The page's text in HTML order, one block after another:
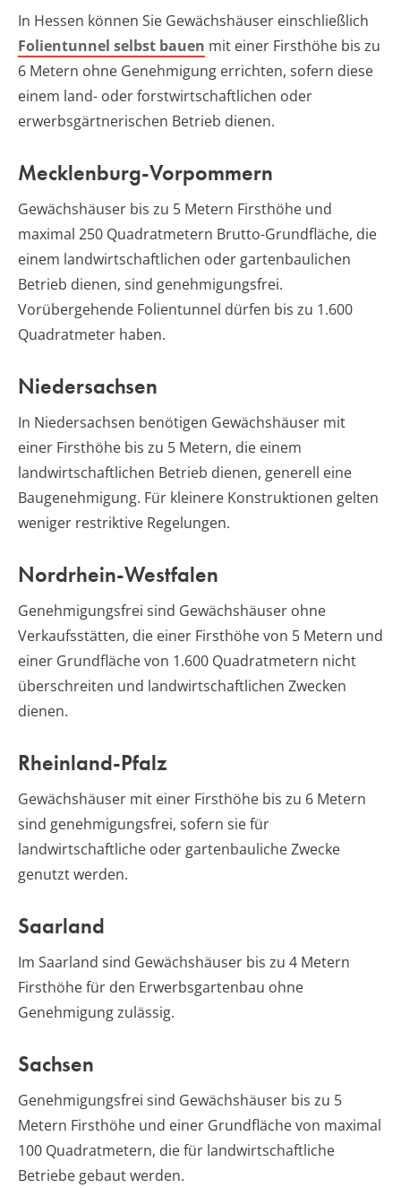
In Hessen können Sie Gewächshäuser einschließlich
Folientunnel selbst bauen mit einer Firsthöhe bis zu
6 Metern ohne Genehmigung errichten, sofern diese
einem land- oder forstwirtschaftlichen oder
erwerbsgärtnerischen Betrieb dienen.
Mecklenburg-Vorpommern
Gewächshäuser bis zu 5 Metern Firsthöhe und
maximal 250 Quadratmetern Brutto-Grundfläche, die
einem landwirtschaftlichen oder gartenbaulichen
Betrieb dienen, sind genehmigungsfrei.
Vorübergehende Folientunnel dürfen bis zu 1.600
Quadratmeter haben.
Niedersachsen
In Niedersachsen benötigen Gewächshäuser mit
einer Firsthöhe bis zu 5 Metern, die einem
landwirtschaftlichen Betrieb dienen, generell eine
Baugenehmigung. Für kleinere Konstruktionen gelten
weniger restriktive Regelungen.
Nordrhein-Westfalen
Genehmigungsfrei sind Gewächshäuser ohne
Verkaufsstätten, die einer Firsthöhe von 5 Metern und
einer Grundfläche von 1.600 Quadratmetern nicht
überschreiten und landwirtschaftlichen Zwecken
dienen.
Rheinland-Pfalz
Gewächshäuser mit einer Firsthöhe bis zu 6 Metern
sind genehmigungsfrei, sofern sie für
landwirtschaftliche oder gartenbauliche Zwecke
genutzt werden.
Saarland
Im Saarland sind Gewächshäuser bis zu 4 Metern
Firsthöhe für den Erwerbsgartenbau ohne
Genehmigung zulässig.
Sachsen
Genehmigungsfrei sind Gewächshäuser bis zu 5
Metern Firsthöhe und einer Grundfläche von maximal
100 Quadratmetern, die für landwirtschaftliche
Betriebe gebaut werden.